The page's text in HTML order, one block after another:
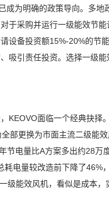
成为明确的政策导向。多
于采购并运行一级能效节
设备投资额15%-20%的节
吸引责任投资。选择一级
KEOVO面临一个经典抉
部更换为市面主流二级能
节电量比A方案多出约28
电量较改造前下降了46%
级能效风机，看似是成本，